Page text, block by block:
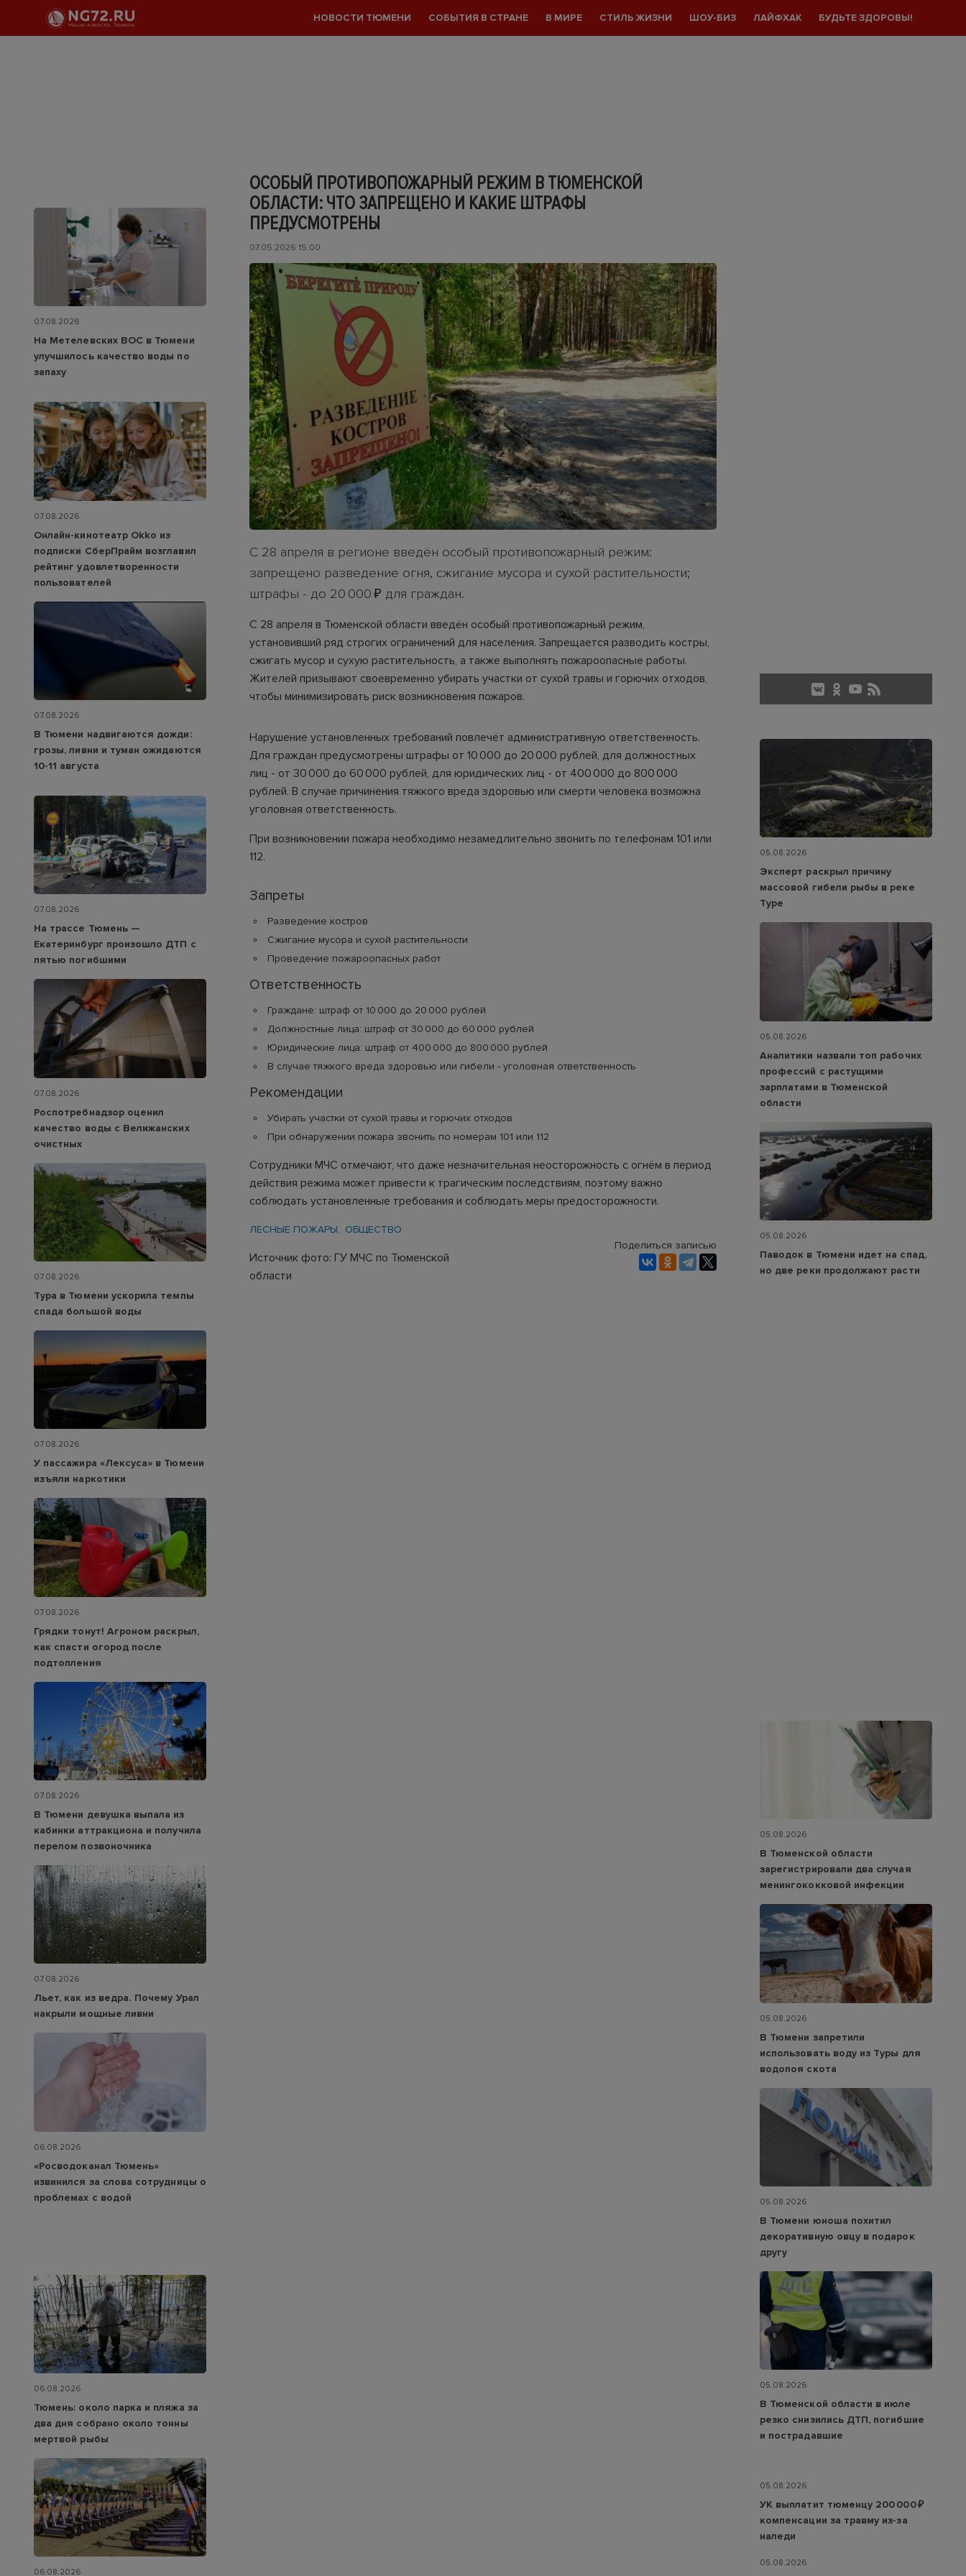
НОВОСТИ ТЮМЕНИ СОБЫТИЯ В СТРАНЕ В МИРЕ СТИЛЬ ЖИЗНИ ШОУ-БИЗ ЛАЙФХАК БУДЬТЕ ЗДОРОВЫ!
ОСОБЫЙ ПРОТИВОПОЖАРНЫЙ РЕЖИМ В ТЮМЕНСКОЙ
ОБЛАСТИ: ЧТО ЗАПРЕЩЕНО И КАКИЕ ШТРАФЫ
ПРЕДУСМОТРЕНЫ
07.05.2026 15:00
С 28 апреля в регионе введён особый противопожарный режим:
запрещено разведение огня, сжигание мусора и сухой растительности;
штрафы - до 20 000 ₽ для граждан.
С 28 апреля в Тюменской области введён особый противопожарный режим,
установивший ряд строгих ограничений для населения. Запрещается разводить костры,
сжигать мусор и сухую растительность, а также выполнять пожароопасные работы.
Жителей призывают своевременно убирать участки от сухой травы и горючих отходов,
чтобы минимизировать риск возникновения пожаров.
Нарушение установленных требований повлечёт административную ответственность.
Для граждан предусмотрены штрафы от 10 000 до 20 000 рублей, для должностных
лиц - от 30 000 до 60 000 рублей, для юридических лиц - от 400 000 до 800 000
рублей. В случае причинения тяжкого вреда здоровью или смерти человека возможна
уголовная ответственность.
При возникновении пожара необходимо незамедлительно звонить по телефонам 101 или
112.
Запреты
Разведение костров
Сжигание мусора и сухой растительности
Проведение пожароопасных работ
Ответственность
Граждане: штраф от 10 000 до 20 000 рублей
Должностные лица: штраф от 30 000 до 60 000 рублей
Юридические лица: штраф от 400 000 до 800 000 рублей
В случае тяжкого вреда здоровью или гибели - уголовная ответственность
Рекомендации
Убирать участки от сухой травы и горючих отходов
При обнаружении пожара звонить по номерам 101 или 112
Сотрудники МЧС отмечают, что даже незначительная неосторожность с огнём в период
действия режима может привести к трагическим последствиям, поэтому важно
соблюдать установленные требования и соблюдать меры предосторожности.
ЛЕСНЫЕ ПОЖАРЫ ОБЩЕСТВО
Источник фото: ГУ МЧС по Тюменской
области
Поделиться записью
07.08.2026
На Метелевских ВОС в Тюмени
улучшилось качество воды по
запаху
07.08.2026
Онлайн-кинотеатр Okko из
подписки СберПрайм возглавил
рейтинг удовлетворенности
пользователей
07.08.2026
В Тюмени надвигаются дожди:
грозы, ливни и туман ожидаются
10-11 августа
07.08.2026
На трассе Тюмень —
Екатеринбург произошло ДТП с
пятью погибшими
07.08.2026
Роспотребнадзор оценил
качество воды с Велижанских
очистных
07.08.2026
Тура в Тюмени ускорила темпы
спада большой воды
07.08.2026
У пассажира «Лексуса» в Тюмени
изъяли наркотики
07.08.2026
Грядки тонут! Агроном раскрыл,
как спасти огород после
подтопления
07.08.2026
В Тюмени девушка выпала из
кабинки аттракциона и получила
перелом позвоночника
07.08.2026
Льет, как из ведра. Почему Урал
накрыли мощные ливни
06.08.2026
«Росводоканал Тюмень»
извинился за слова сотрудницы о
проблемах с водой
06.08.2026
Тюмень: около парка и пляжа за
два дня собрано около тонны
мертвой рыбы
06.08.2026
05.08.2026
Эксперт раскрыл причину
массовой гибели рыбы в реке
Туре
05.08.2026
Аналитики назвали топ рабочих
профессий с растущими
зарплатами в Тюменской
области
05.08.2026
Паводок в Тюмени идет на спад,
но две реки продолжают расти
05.08.2026
В Тюменской области
зарегистрировали два случая
менингококковой инфекции
05.08.2026
В Тюмени запретили
использовать воду из Туры для
водопоя скота
05.08.2026
В Тюмени юноша похитил
декоративную овцу в подарок
другу
05.08.2026
В Тюменской области в июле
резко снизились ДТП, погибшие
и пострадавшие
05.08.2026
УК выплатит тюменцу 200 000 ₽
компенсации за травму из-за
наледи
05.08.2026